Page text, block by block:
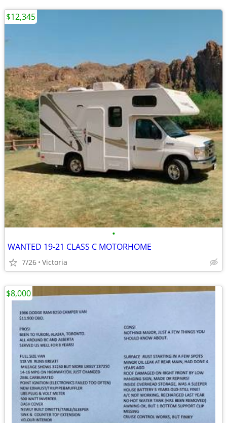
•
WANTED 19-21 CLASS C MOTORHOME
7/26 Victoria
$12,345
$8,000